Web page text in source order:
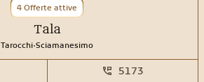
4 Offerte attive
Tala
Tarocchi.Sciamanesimo
5173